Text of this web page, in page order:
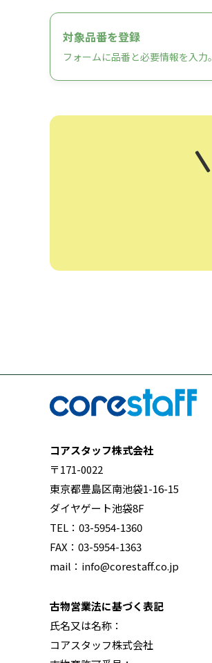
対象品番を登録
フォームに品番と必要情報を入力。
コアスタッフ株式会社
〒171-0022
東京都豊島区南池袋1-16-15
ダイヤゲート池袋8F
TEL：03-5954-1360
FAX：03-5954-1363
mail：info@corestaff.co.jp
古物営業法に基づく表記
氏名又は名称：
コアスタッフ株式会社